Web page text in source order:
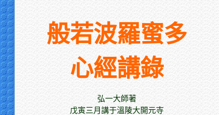
般若波羅蜜多
心經講錄
弘一大師著
戊寅三月講于溫陵大開元寺